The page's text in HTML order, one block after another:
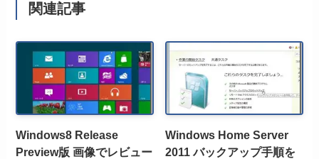
関連記事
Windows8 Release
Preview版 画像でレビュー
Windows Home Server
2011 バックアップ手順を